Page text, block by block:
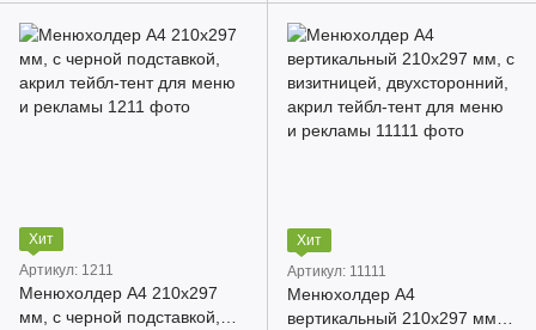
Хит
Артикул: 1211
Менюхолдер А4 210x297
мм, с черной подставкой,
Хит
Артикул: 11111
Менюхолдер А4
вертикальный 210x297 мм, с